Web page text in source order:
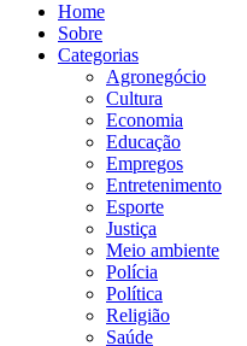
Home
Sobre
Categorias
Agronegócio
Cultura
Economia
Educação
Empregos
Entretenimento
Esporte
Justiça
Meio ambiente
Polícia
Política
Religião
Saúde